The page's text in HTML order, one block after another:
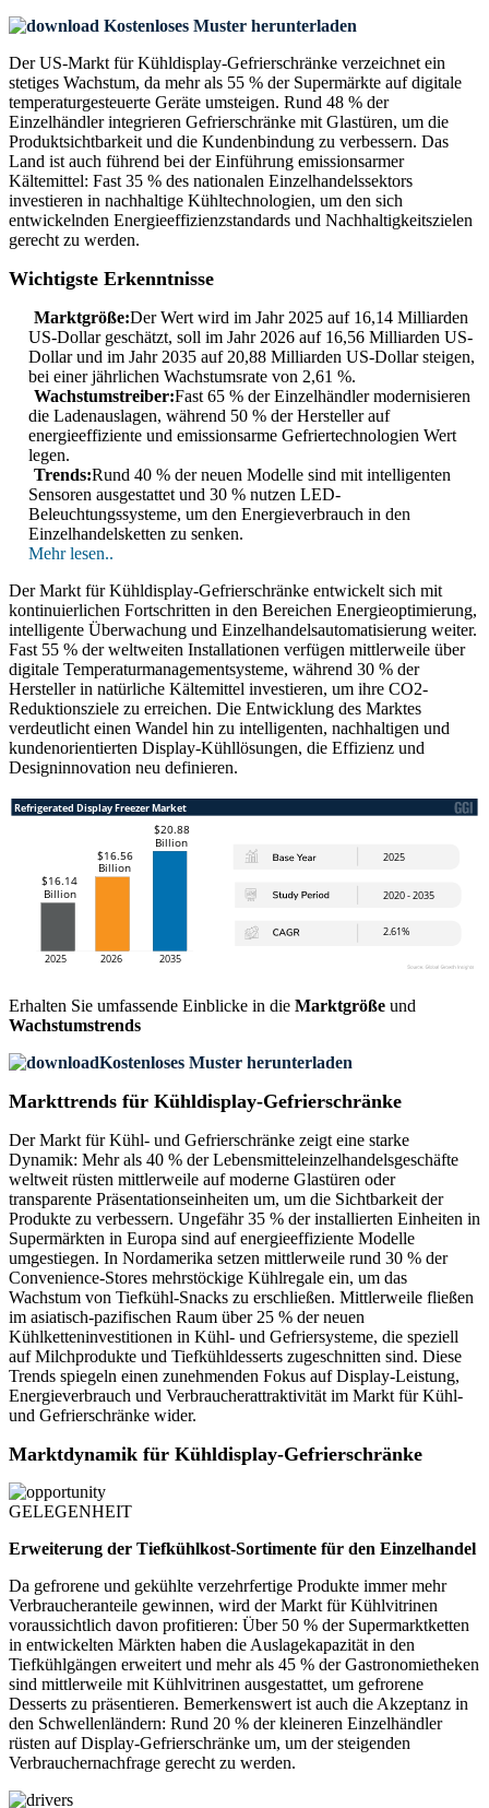
Kostenloses Muster herunterladen
Der US-Markt für Kühldisplay-Gefrierschränke verzeichnet ein
stetiges Wachstum, da mehr als 55 % der Supermärkte auf digitale
temperaturgesteuerte Geräte umsteigen. Rund 48 % der
Einzelhändler integrieren Gefrierschränke mit Glastüren, um die
Produktsichtbarkeit und die Kundenbindung zu verbessern. Das
Land ist auch führend bei der Einführung emissionsarmer
Kältemittel: Fast 35 % des nationalen Einzelhandelssektors
investieren in nachhaltige Kühltechnologien, um den sich
entwickelnden Energieeffizienzstandards und Nachhaltigkeitszielen
gerecht zu werden.
Wichtigste Erkenntnisse
Marktgröße:Der Wert wird im Jahr 2025 auf 16,14 Milliarden
US-Dollar geschätzt, soll im Jahr 2026 auf 16,56 Milliarden US-
Dollar und im Jahr 2035 auf 20,88 Milliarden US-Dollar steigen,
bei einer jährlichen Wachstumsrate von 2,61 %.
Wachstumstreiber:Fast 65 % der Einzelhändler modernisieren
die Ladenauslagen, während 50 % der Hersteller auf
energieeffiziente und emissionsarme Gefriertechnologien Wert
legen.
Trends:Rund 40 % der neuen Modelle sind mit intelligenten
Sensoren ausgestattet und 30 % nutzen LED-
Beleuchtungssysteme, um den Energieverbrauch in den
Einzelhandelsketten zu senken.
Mehr lesen..
Der Markt für Kühldisplay-Gefrierschränke entwickelt sich mit
kontinuierlichen Fortschritten in den Bereichen Energieoptimierung,
intelligente Überwachung und Einzelhandelsautomatisierung weiter.
Fast 55 % der weltweiten Installationen verfügen mittlerweile über
digitale Temperaturmanagementsysteme, während 30 % der
Hersteller in natürliche Kältemittel investieren, um ihre CO2-
Reduktionsziele zu erreichen. Die Entwicklung des Marktes
verdeutlicht einen Wandel hin zu intelligenten, nachhaltigen und
kundenorientierten Display-Kühllösungen, die Effizienz und
Designinnovation neu definieren.
Erhalten Sie umfassende Einblicke in die Marktgröße und
Wachstumstrends
Kostenloses Muster herunterladen
Markttrends für Kühldisplay-Gefrierschränke
Der Markt für Kühl- und Gefrierschränke zeigt eine starke
Dynamik: Mehr als 40 % der Lebensmitteleinzelhandelsgeschäfte
weltweit rüsten mittlerweile auf moderne Glastüren oder
transparente Präsentationseinheiten um, um die Sichtbarkeit der
Produkte zu verbessern. Ungefähr 35 % der installierten Einheiten in
Supermärkten in Europa sind auf energieeffiziente Modelle
umgestiegen. In Nordamerika setzen mittlerweile rund 30 % der
Convenience-Stores mehrstöckige Kühlregale ein, um das
Wachstum von Tiefkühl-Snacks zu erschließen. Mittlerweile fließen
im asiatisch-pazifischen Raum über 25 % der neuen
Kühlketteninvestitionen in Kühl- und Gefriersysteme, die speziell
auf Milchprodukte und Tiefkühldesserts zugeschnitten sind. Diese
Trends spiegeln einen zunehmenden Fokus auf Display-Leistung,
Energieverbrauch und Verbraucherattraktivität im Markt für Kühl-
und Gefrierschränke wider.
Marktdynamik für Kühldisplay-Gefrierschränke
GELEGENHEIT
Erweiterung der Tiefkühlkost-Sortimente für den Einzelhandel
Da gefrorene und gekühlte verzehrfertige Produkte immer mehr
Verbraucheranteile gewinnen, wird der Markt für Kühlvitrinen
voraussichtlich davon profitieren: Über 50 % der Supermarktketten
in entwickelten Märkten haben die Auslagekapazität in den
Tiefkühlgängen erweitert und mehr als 45 % der Gastronomietheken
sind mittlerweile mit Kühlvitrinen ausgestattet, um gefrorene
Desserts zu präsentieren. Bemerkenswert ist auch die Akzeptanz in
den Schwellenländern: Rund 20 % der kleineren Einzelhändler
rüsten auf Display-Gefrierschränke um, um der steigenden
Verbrauchernachfrage gerecht zu werden.